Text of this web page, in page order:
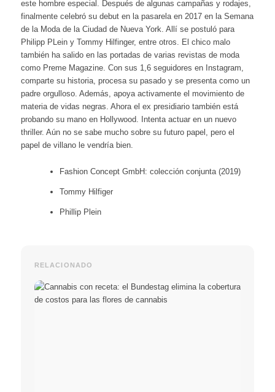
este hombre especial. Después de algunas campañas y rodajes,
finalmente celebró su debut en la pasarela en 2017 en la Semana
de la Moda de la Ciudad de Nueva York. Allí se postuló para
Philipp PLein y Tommy Hilfinger, entre otros. El chico malo
también ha salido en las portadas de varias revistas de moda
como Preme Magazine. Con sus 1,6 seguidores en Instagram,
comparte su historia, procesa su pasado y se presenta como un
padre orgulloso. Además, apoya activamente el movimiento de
materia de vidas negras. Ahora el ex presidiario también está
probando su mano en Hollywood. Intenta actuar en un nuevo
thriller. Aún no se sabe mucho sobre su futuro papel, pero el
papel de villano le vendría bien.
Fashion Concept GmbH: colección conjunta (2019)
Tommy Hilfiger
Phillip Plein
RELACIONADO